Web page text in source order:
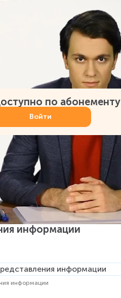
по абонементу
Войти
информации
информации